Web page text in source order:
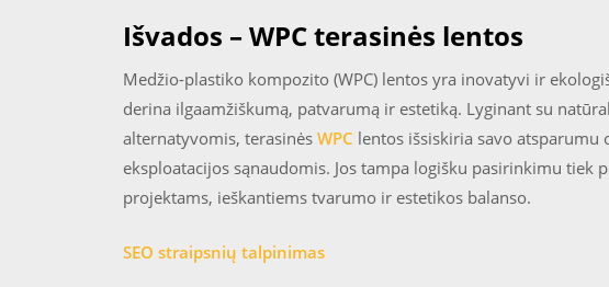
Išvados – WPC terasinės lentos
Medžio-plastiko kompozito (WPC) lentos yra inovatyvi ir
derina ilgaamžiškumą, patvarumą ir estetiką. Lyginant su
alternatyvomis, terasinės WPC lentos išsiskiria savo atsparumu
eksploatacijos sąnaudomis. Jos tampa logišku pasirinkimu tiek
projektams, ieškantiems tvarumo ir estetikos balanso.
SEO straipsnių talpinimas